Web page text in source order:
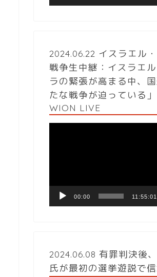
2024.06.22 イスラエル
戦争生中継：イスラエ
ラの緊張が高まる中、
たな戦争が迫っている」
WION LIVE
ヤ
00:00 11:55:01
2024.06.08 有罪判決後
氏が最初の選挙遊説で